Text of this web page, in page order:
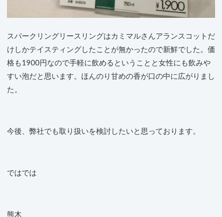
スパークリングリースリングはカミマルさんアランスコットだ
けしかテイスティングしたことが無かったので新鮮でした。価
格も1900円なので手軽に飲めるということと女性にも飲みや
すい泡だと思います。ほんのり甘めの香が口の中に広がりまし
た。
今後、弊社でも取り扱いを検討したいと思っております。
ではでは
熊木